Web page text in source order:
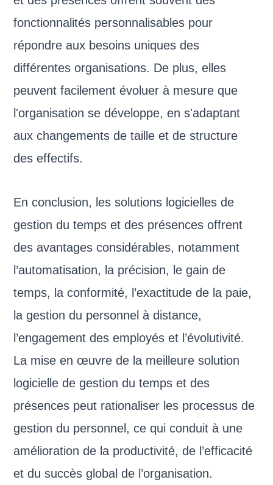
fonctionnalités personnalisables pour
répondre aux besoins uniques des
différentes organisations. De plus, elles
peuvent facilement évoluer à mesure que
l'organisation se développe, en s'adaptant
aux changements de taille et de structure
des effectifs.
En conclusion, les solutions logicielles de
gestion du temps et des présences offrent
des avantages considérables, notamment
l’automatisation, la précision, le gain de
temps, la conformité, l’exactitude de la paie,
la gestion du personnel à distance,
l’engagement des employés et l’évolutivité.
La mise en œuvre de la meilleure solution
logicielle de gestion du temps et des
présences peut rationaliser les processus de
gestion du personnel, ce qui conduit à une
amélioration de la productivité, de l’efficacité
et du succès global de l’organisation.